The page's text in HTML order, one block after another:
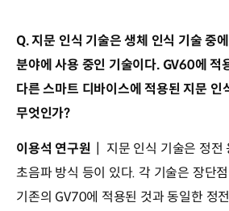
Q. 지문 인식 기술은 생체 인식 기술 중
분야에 사용 중인 기술이다. GV60에 적
다른 스마트 디바이스에 적용된 지문 인
무엇인가?
이용석 연구원 ┃ 지문 인식 기술은 정전
초음파 방식 등이 있다. 각 기술은 장단
기존의 GV70에 적용된 것과 동일한 정